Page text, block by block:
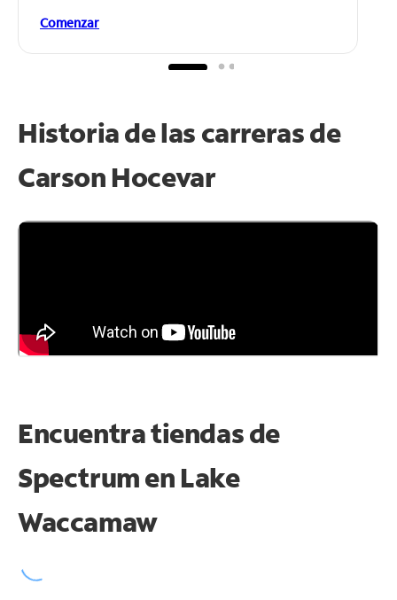
Comenzar
Historia de las carreras de
Carson Hocevar
Encuentra tiendas de
Spectrum en Lake
Waccamaw